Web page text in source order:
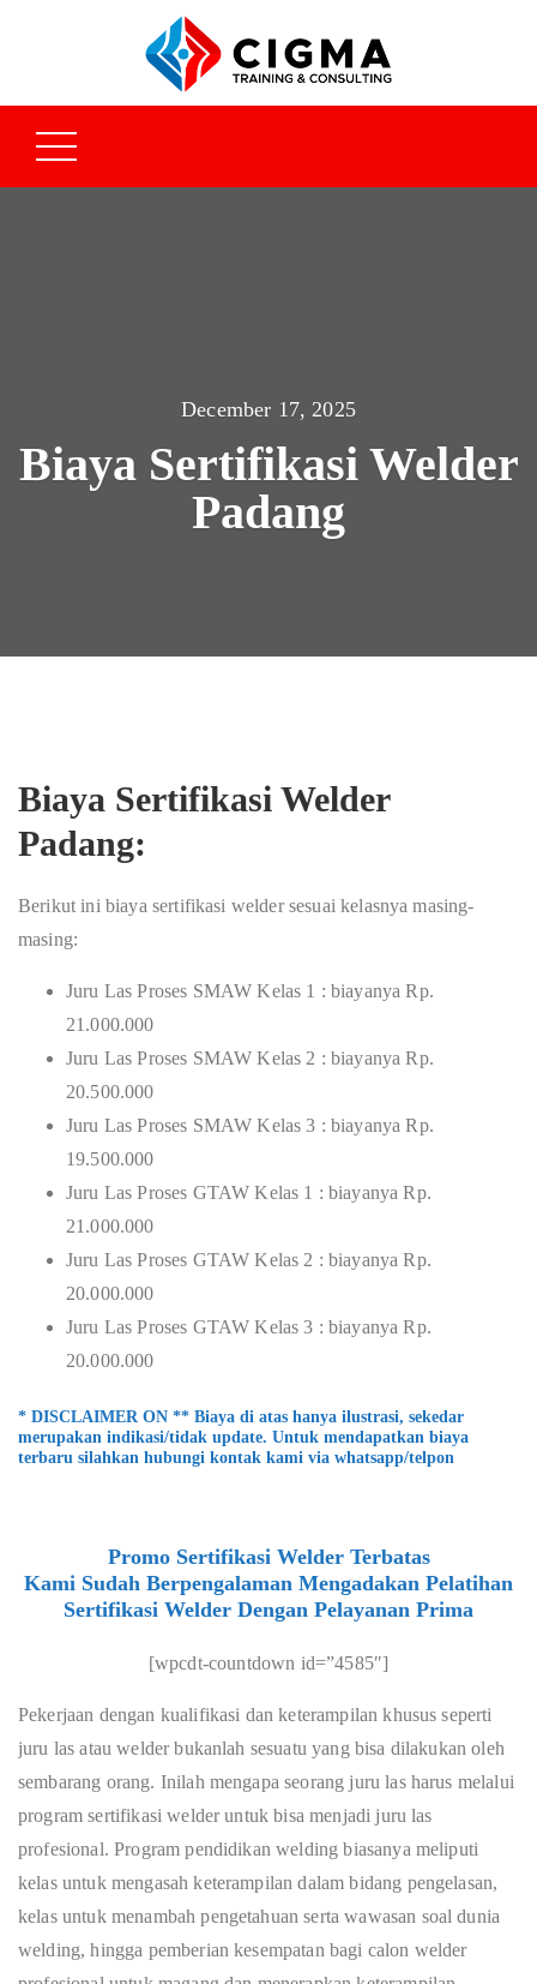
December 17, 2025
Biaya Sertifikasi Welder
Padang
Biaya Sertifikasi Welder
Padang:
Berikut ini biaya sertifikasi welder sesuai kelasnya masing-
masing:
Juru Las Proses SMAW Kelas 1 : biayanya Rp.
21.000.000
Juru Las Proses SMAW Kelas 2 : biayanya Rp.
20.500.000
Juru Las Proses SMAW Kelas 3 : biayanya Rp.
19.500.000
Juru Las Proses GTAW Kelas 1 : biayanya Rp.
21.000.000
Juru Las Proses GTAW Kelas 2 : biayanya Rp.
20.000.000
Juru Las Proses GTAW Kelas 3 : biayanya Rp.
20.000.000
* DISCLAIMER ON ** Biaya di atas hanya ilustrasi, sekedar
merupakan indikasi/tidak update. Untuk mendapatkan biaya
terbaru silahkan hubungi kontak kami via whatsapp/telpon
Promo Sertifikasi Welder Terbatas
Kami Sudah Berpengalaman Mengadakan Pelatihan
Sertifikasi Welder Dengan Pelayanan Prima
[wpcdt-countdown id=”4585″]
Pekerjaan dengan kualifikasi dan keterampilan khusus seperti
juru las atau welder bukanlah sesuatu yang bisa dilakukan oleh
sembarang orang. Inilah mengapa seorang juru las harus melalui
program sertifikasi welder untuk bisa menjadi juru las
profesional. Program pendidikan welding biasanya meliputi
kelas untuk mengasah keterampilan dalam bidang pengelasan,
kelas untuk menambah pengetahuan serta wawasan soal dunia
welding, hingga pemberian kesempatan bagi calon welder